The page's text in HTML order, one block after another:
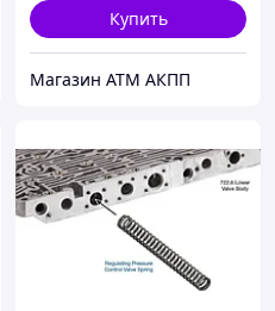
Купить
Магазин АТМ АКПП